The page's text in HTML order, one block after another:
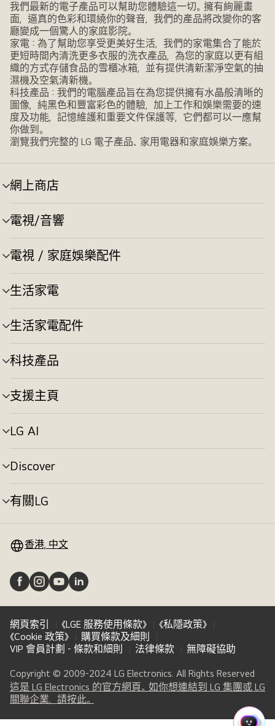
我們最新的電子產品可以幫助您體驗這一切。擁有絢麗畫
面，逼真的色彩和環繞你的聲音，我們的產品將改變你的客
廳變成一個驚人的家庭影院。
家電：為了幫助您享受更美好生活，我們的家電集合了能於
更短時間內清洗更多衣服的洗衣產品，為您的家庭以更有組
織的方式存儲食品的雪櫃冰箱，並有提供清新潔淨空氣的抽
濕機及空氣清新機。
科技產品：我們的電腦產品旨在為您提供擁有水晶般清晰的
圖像，純黑色和豐富彩色的體驗，加上工作和娛樂需要的速
度及功能，記憶維護和重要文件保護等，它們都可以一應幫
你做到。
瀏覽我們完整的 LG 電子產品、家用電器和家庭娛樂方案。
網上商店
選
單
切
換
電視/音響
選
單
切
換
電視 / 家庭娛樂配件
選
單
切
換
生活家電
選
單
切
換
生活家電配件
選
單
切
換
科技產品
選
單
切
換
支援主頁
選
單
切
換
LG AI
選
單
切
換
Discover
選
單
切
換
有關LG
選
換 香港, 中文
網頁索引 《LGE 服務使用條款》
《私隱政策》
《Cookie 政策》
購買條款及細則
VIP 會員計劃 - 條款和細則
法律條款 無障礙協助
Copyright © 2009-2024 LG Electronics. All Rights Reserved
這是 LG Electronics 的官方網頁。如你想連結到 LG 集團或 LG
關聯企業，請按此。